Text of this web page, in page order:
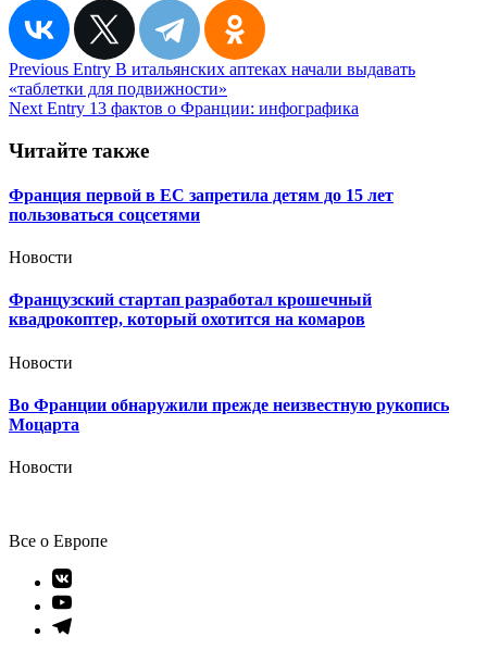
Навигация
по
Previous Entry В итальянских аптеках начали выдавать
«таблетки для подвижности»
Next Entry 13 фактов о Франции: инфографика
Читайте также
Франция первой в ЕС запретила детям до 15 лет
пользоваться соцсетями
Новости
Французский стартап разработал крошечный
квадрокоптер, который охотится на комаров
Новости
Во Франции обнаружили прежде неизвестную рукопись
Моцарта
Новости
Все о Европе
Элемент
меню
Элемент
меню
Элемент